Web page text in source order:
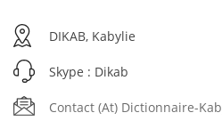
DIKAB, Kabylie
Skype : Dikab
Contact (at) Dictionnaire-